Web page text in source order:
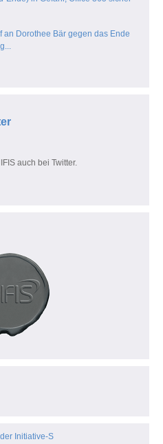
an Dorothee Bär gegen das Ende
auch bei Twitter.